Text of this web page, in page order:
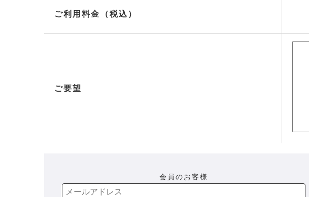
ご利用料金（税込）
ご要望
会員のお客様